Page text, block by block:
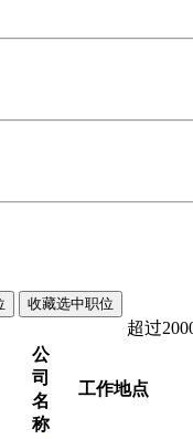
类
技术支持类
收藏选中职位
超过
公
司
名
称
工作地点